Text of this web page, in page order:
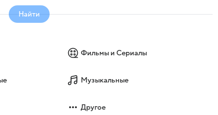
Найти
Фильмы и Сериалы
Музыкальные
Другое